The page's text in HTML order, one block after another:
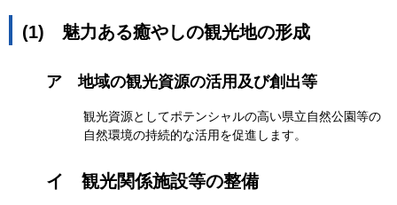
(1) 魅力ある癒やしの観光地の形成
ア 地域の観光資源の活用及び創出等
観光資源としてポテンシャルの高い県立自然公園等の
自然環境の持続的な活用を促進します。
イ 観光関係施設等の整備